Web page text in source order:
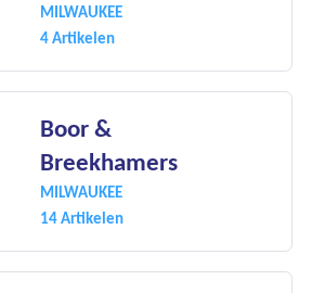
MILWAUKEE
4 Artikelen
Boor &
Breekhamers
MILWAUKEE
14 Artikelen